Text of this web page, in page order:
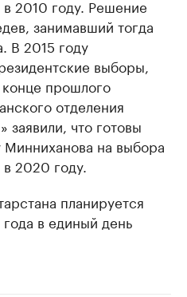
в 2010 году. Решение
занимавший тогда
В 2015 году
выборы,
прошлого
отделения
заявили, что готовы
Минниханова на выбора
в 2020 году.
планируется
в единый день